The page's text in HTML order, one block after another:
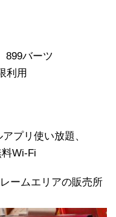
899バーツ
利用
プリ使い放題、
Wi-Fi
ームエリアの販売所